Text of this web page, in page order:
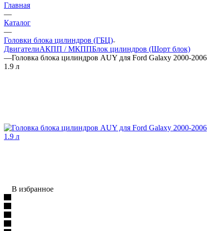
Главная
—
Каталог
—
Головки блока цилиндров (ГБЦ)
ДвигателиАКПП / МКППБлок цилиндров (Шорт блок)
—Головка блока цилиндров AUY для Ford Galaxy 2000-2006
1.9 л
В избранное